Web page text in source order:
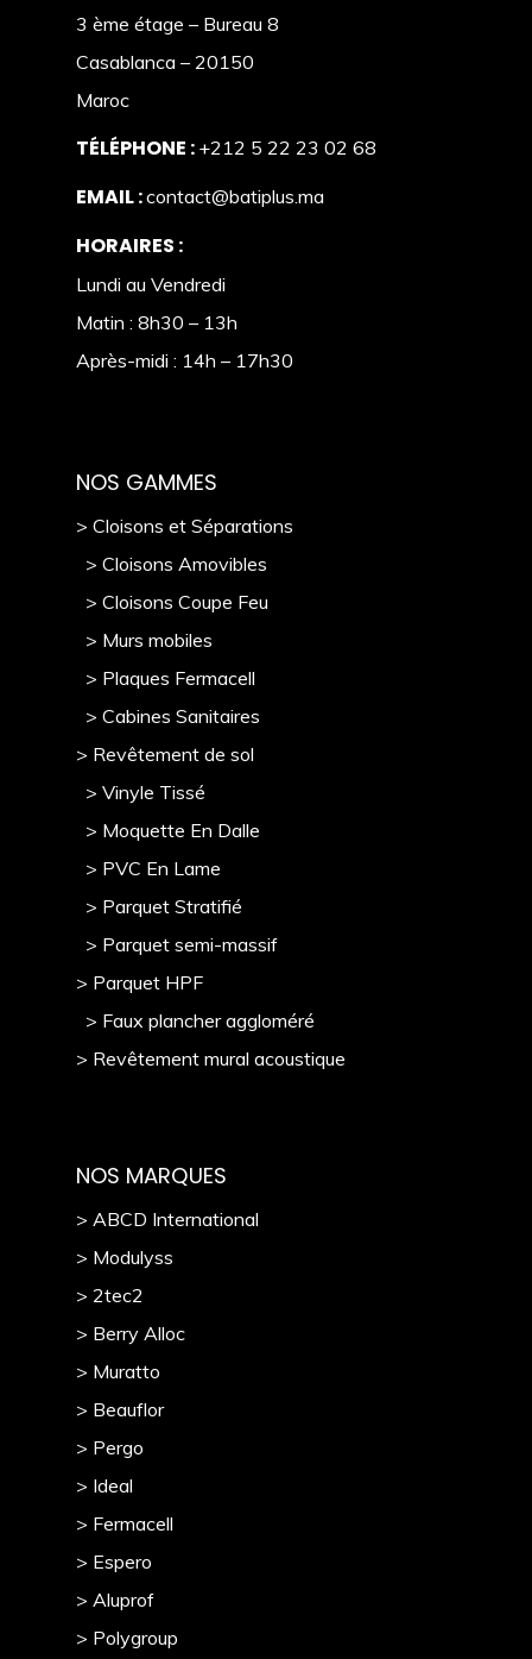
3 ème étage – Bureau 8
Casablanca – 20150
Maroc
TÉLÉPHONE : +212 5 22 23 02 68
EMAIL :contact@batiplus.ma
HORAIRES :
Lundi au Vendredi
Matin : 8h30 – 13h
Après-midi : 14h – 17h30
NOS GAMMES
> Cloisons et Séparations
> Cloisons Amovibles
> Cloisons Coupe Feu
> Murs mobiles
> Plaques Fermacell
> Cabines Sanitaires
> Revêtement de sol
> Vinyle Tissé
> Moquette En Dalle
> PVC En Lame
> Parquet Stratifié
> Parquet semi-massif
> Parquet HPF
> Faux plancher aggloméré
> Revêtement mural acoustique
NOS MARQUES
> ABCD International
> Modulyss
> 2tec2
> Berry Alloc
> Muratto
> Beauflor
> Pergo
> Ideal
> Fermacell
> Espero
> Aluprof
> Polygroup